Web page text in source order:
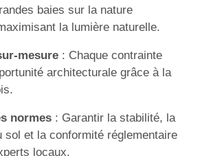
baies sur la nature
la lumière naturelle.
mesure: Chaque contrainte
architecturale grâce à la
normes: Garantir la stabilité, la
sol et la conformité réglementaire
locaux.